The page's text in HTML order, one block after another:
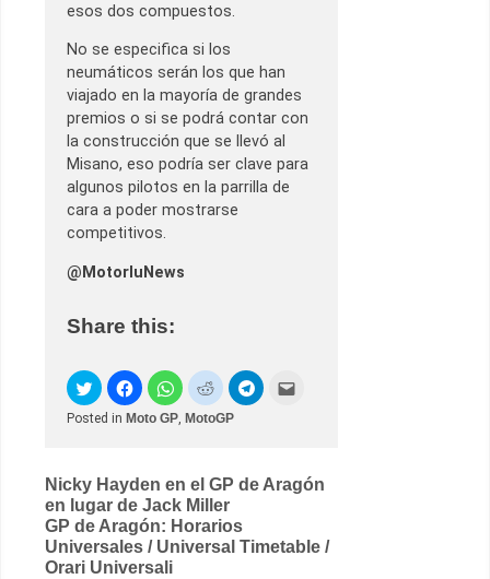
esos dos compuestos.
No se especifica si los
neumáticos serán los que han
viajado en la mayoría de grandes
premios o si se podrá contar con
la construcción que se llevó al
Misano, eso podría ser clave para
algunos pilotos en la parrilla de
cara a poder mostrarse
competitivos.
@MotorluNews
Share this:
Posted in Moto GP, MotoGP
Post
navigation
Nicky Hayden en el GP de Aragón
en lugar de Jack Miller
GP de Aragón: Horarios
Universales / Universal Timetable /
Orari Universali